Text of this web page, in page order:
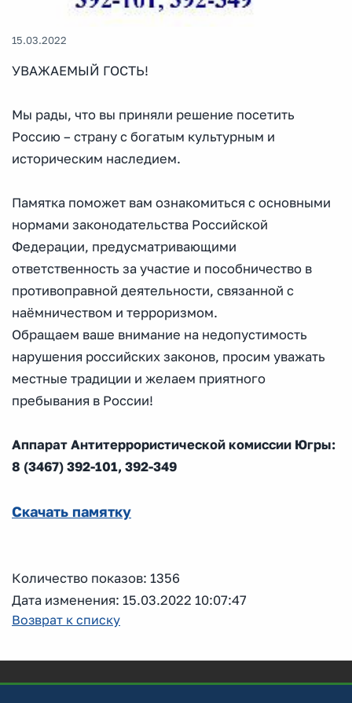
15.03.2022
УВАЖАЕМЫЙ ГОСТЬ!
Мы рады, что вы приняли решение посетить
Россию – страну с богатым культурным и
историческим наследием.
Памятка поможет вам ознакомиться с основными
нормами законодательства Российской
Федерации, предусматривающими
ответственность за участие и пособничество в
противоправной деятельности, связанной с
наёмничеством и терроризмом.
Обращаем ваше внимание на недопустимость
нарушения российских законов, просим уважать
местные традиции и желаем приятного
пребывания в России!
Аппарат Антитеррористической комиссии Югры:
8 (3467) 392-101, 392-349
Скачать памятку
Количество показов: 1356
Дата изменения: 15.03.2022 10:07:47
Возврат к списку